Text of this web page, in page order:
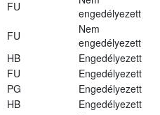
FU
engedélyezett
FU
Nem
engedélyezett
HB
Engedélyezett
FU
Engedélyezett
PG
Engedélyezett
HB Engedélyezett